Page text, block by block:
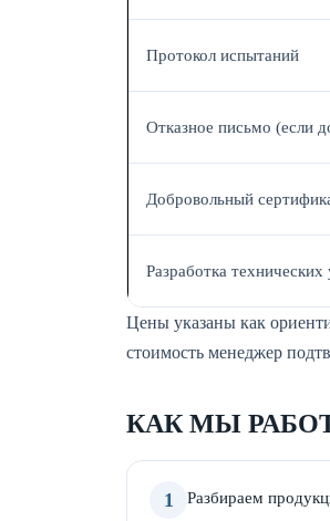
Протокол испытаний
Отказное письмо (если
Добровольный
Разработка
Цены указаны как
стоимость менеджер
КАК МЫ
1 Разбираем